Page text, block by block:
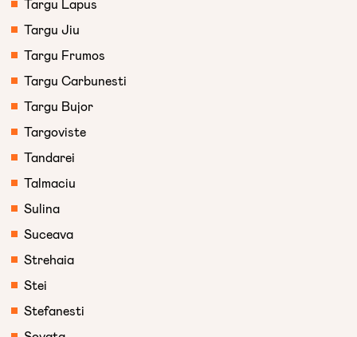
Targu Lapus
Targu Jiu
Targu Frumos
Targu Carbunesti
Targu Bujor
Targoviste
Tandarei
Talmaciu
Sulina
Suceava
Strehaia
Stei
Stefanesti